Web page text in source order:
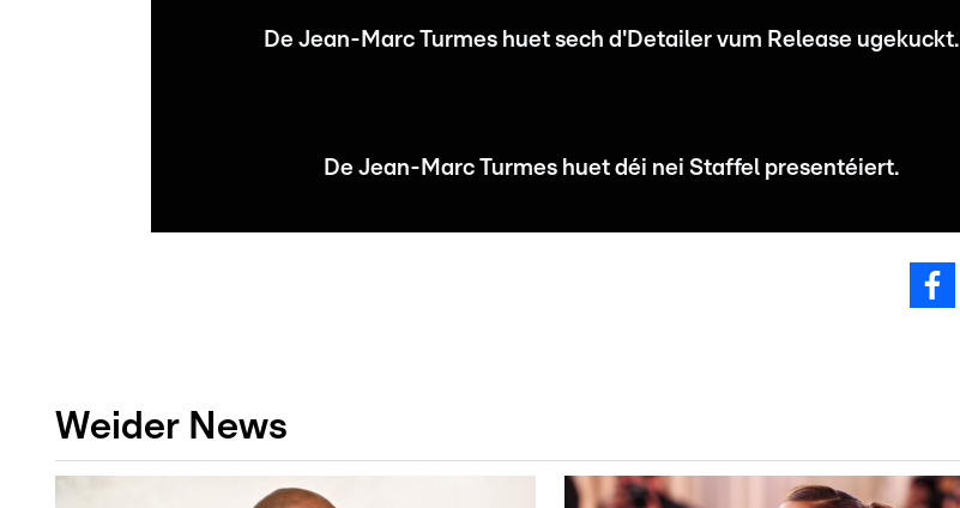
De Jean-Marc Turmes huet sech d'Detailer vum Release ugekuckt.
De Jean-Marc Turmes huet déi nei Staffel presentéiert.
Weider News